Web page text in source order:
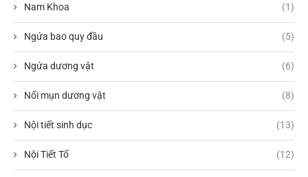
Nam Khoa (1)
Ngứa bao quy đầu (5)
Ngứa dương vật (6)
Nổi mụn dương vật (8)
Nội tiết sinh dục (13)
Nội Tiết Tố (12)